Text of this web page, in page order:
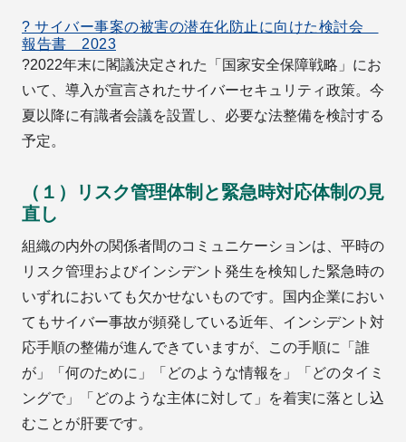
? サイバー事案の被害の潜在化防止に向けた検討会
報告書 2023
?2022年末に閣議決定された「国家安全保障戦略」にお
いて、導入が宣言されたサイバーセキュリティ政策。今
夏以降に有識者会議を設置し、必要な法整備を検討する
予定。
（１）リスク管理体制と緊急時対応体制の見
直し
組織の内外の関係者間のコミュニケーションは、平時の
リスク管理およびインシデント発生を検知した緊急時の
いずれにおいても欠かせないものです。国内企業におい
てもサイバー事故が頻発している近年、インシデント対
応手順の整備が進んできていますが、この手順に「誰
が」「何のために」「どのような情報を」「どのタイミ
ングで」「どのような主体に対して」を着実に落とし込
むことが肝要です。